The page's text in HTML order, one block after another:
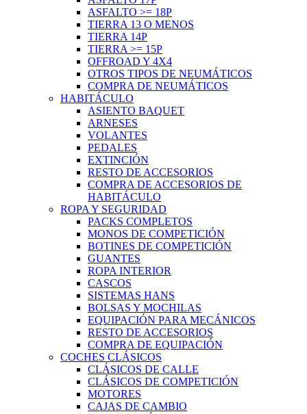
ASFALTO >= 18P
TIERRA 13 O MENOS
TIERRA 14P
TIERRA >= 15P
OFFROAD Y 4X4
OTROS TIPOS DE NEUMÁTICOS
COMPRA DE NEUMÁTICOS
HABITÁCULO
ASIENTO BAQUET
ARNESES
VOLANTES
PEDALES
EXTINCIÓN
RESTO DE ACCESORIOS
COMPRA DE ACCESORIOS DE
HABITÁCULO
ROPA Y SEGURIDAD
PACKS COMPLETOS
MONOS DE COMPETICIÓN
BOTINES DE COMPETICIÓN
GUANTES
ROPA INTERIOR
CASCOS
SISTEMAS HANS
BOLSAS Y MOCHILAS
EQUIPACIÓN PARA MECÁNICOS
RESTO DE ACCESORIOS
COMPRA DE EQUIPACIÓN
COCHES CLÁSICOS
CLÁSICOS DE CALLE
CLÁSICOS DE COMPETICIÓN
MOTORES
CAJAS DE CAMBIO